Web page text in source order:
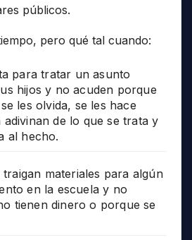
públicos.
pero qué tal cuando:
para tratar un asunto
hijos y no acuden porque
les olvida, se les hace
de lo que se trata y
al hecho.
traigan materiales para algún
en la escuela y no
tienen dinero o porque se